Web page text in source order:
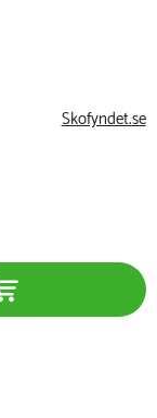
Skofyndet.se